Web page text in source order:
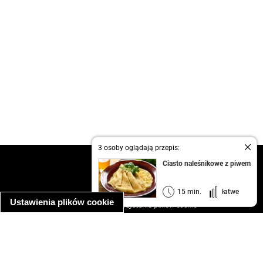
Ustawienia plików cookie
3 osoby oglądają przepis:
Ciasto naleśnikowe z piwem
15 min. łatwe
kontakt
regulamin
informacja o prywatności
informacja o wykorzystaniu plików cookie